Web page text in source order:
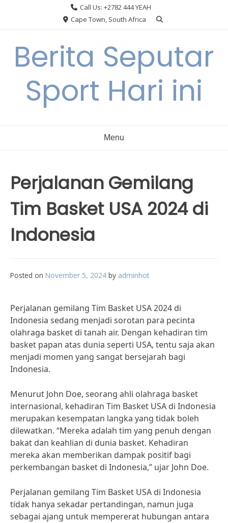
Call Us: +2782 444 YEAH
Cape Town, South Africa
Berita Seputar
Sport Hari ini
Menu
Perjalanan Gemilang
Tim Basket USA 2024 di
Indonesia
Posted on November 5, 2024 by adminhot
Perjalanan gemilang Tim Basket USA 2024 di
Indonesia sedang menjadi sorotan para pecinta
olahraga basket di tanah air. Dengan kehadiran tim
basket papan atas dunia seperti USA, tentu saja akan
menjadi momen yang sangat bersejarah bagi
Indonesia.
Menurut John Doe, seorang ahli olahraga basket
internasional, kehadiran Tim Basket USA di Indonesia
merupakan kesempatan langka yang tidak boleh
dilewatkan. “Mereka adalah tim yang penuh dengan
bakat dan keahlian di dunia basket. Kehadiran
mereka akan memberikan dampak positif bagi
perkembangan basket di Indonesia,” ujar John Doe.
Perjalanan gemilang Tim Basket USA di Indonesia
tidak hanya sekadar pertandingan, namun juga
sebagai ajang untuk mempererat hubungan antara